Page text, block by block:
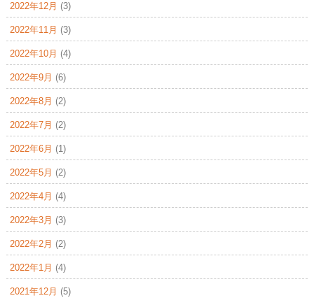
2022年12月 (3)
2022年11月 (3)
2022年10月 (4)
2022年9月 (6)
2022年8月 (2)
2022年7月 (2)
2022年6月 (1)
2022年5月 (2)
2022年4月 (4)
2022年3月 (3)
2022年2月 (2)
2022年1月 (4)
2021年12月 (5)